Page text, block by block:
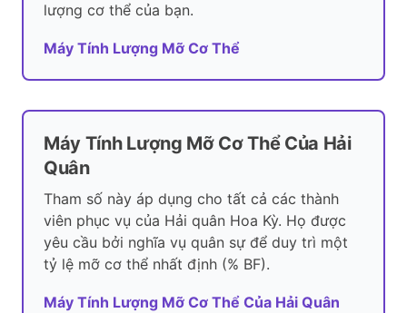
lượng cơ thể của bạn.
Máy Tính Lượng Mỡ Cơ Thể
Máy Tính Lượng Mỡ Cơ Thể Của Hải
Quân
Tham số này áp dụng cho tất cả các thành
viên phục vụ của Hải quân Hoa Kỳ. Họ được
yêu cầu bởi nghĩa vụ quân sự để duy trì một
tỷ lệ mỡ cơ thể nhất định (% BF).
Máy Tính Lượng Mỡ Cơ Thể Của Hải Quân